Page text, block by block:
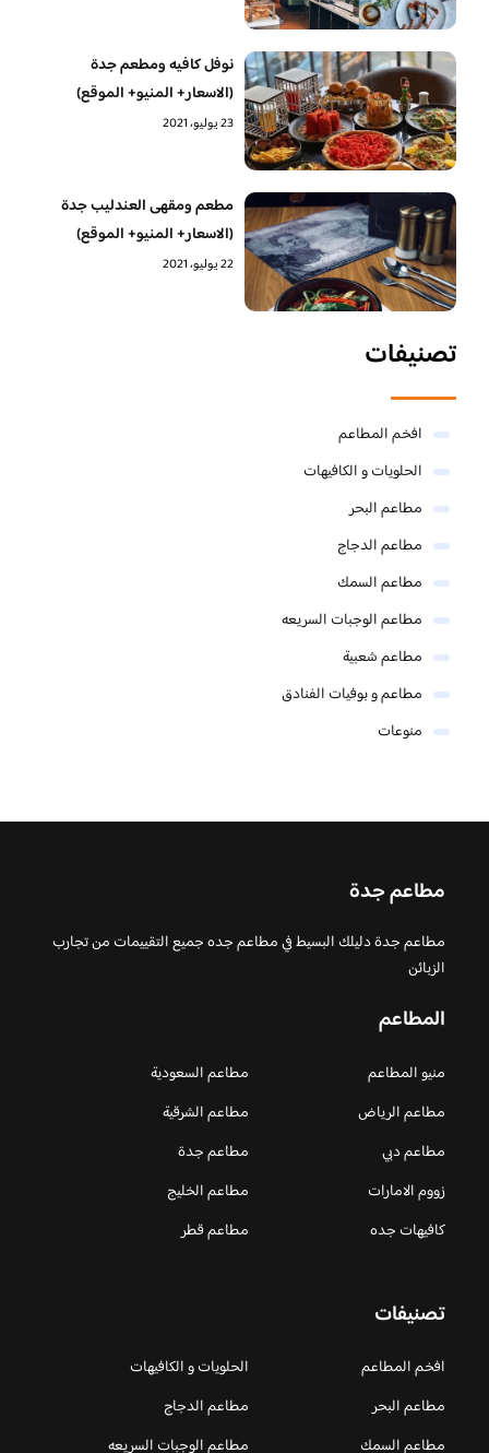
نوفل كافيه ومطعم جدة
(الاسعار+ المنيو+ الموقع)
23 يوليو، 2021
مطعم ومقهى العندليب جدة
(الاسعار+ المنيو+ الموقع)
22 يوليو، 2021
تصنيفات
افخم المطاعم
الحلويات و الكافيهات ‎
مطاعم البحر
مطاعم الدجاج
مطاعم السمك
مطاعم الوجبات السريعه
مطاعم شعبية
مطاعم و بوفيات الفنادق
منوعات
مطاعم جدة
مطاعم جدة دليلك البسيط في مطاعم جده جميع التقييمات من تجارب
الزبائن
المطاعم
منيو المطاعم
مطاعم السعودية
مطاعم الرياض
مطاعم الشرقية
مطاعم دبي
مطاعم جدة
زووم الامارات
مطاعم الخليج
كافيهات جده
مطاعم قطر
تصنيفات
افخم المطاعم
الحلويات و الكافيهات ‎
مطاعم البحر
مطاعم الدجاج
مطاعم السمك
مطاعم الوجبات السريعه